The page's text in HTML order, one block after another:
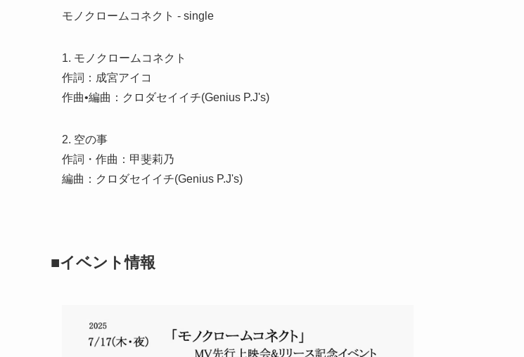
モノクロームコネクト - single
1. モノクロームコネクト
作詞：成宮アイコ
作曲•編曲：クロダセイイチ(Genius P.J's)
2. 空の事
作詞・作曲：甲斐莉乃
編曲：クロダセイイチ(Genius P.J's)
■イベント情報